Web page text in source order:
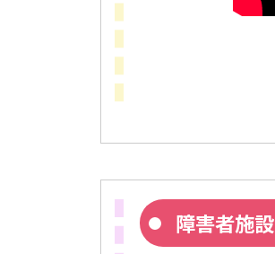
障害者施設